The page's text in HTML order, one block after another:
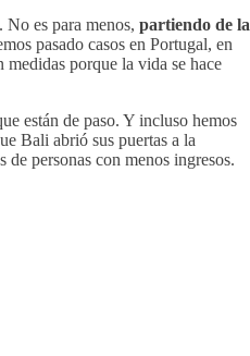
No es para menos, partiendo de la
pasado casos en Portugal, en
porque la vida se hace
están de paso. Y incluso hemos
Bali abrió sus puertas a la
personas con menos ingresos.